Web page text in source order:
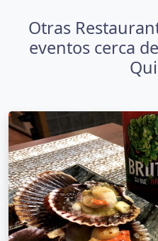
Otras
eventos cerca